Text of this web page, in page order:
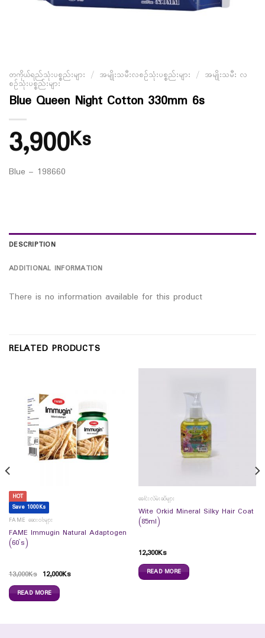
တကိုယ်ရည်သုံးပစ္စည်းများ / အမျိုးသမီးလစဉ်သုံးပစ္စည်းများ / အမျိုးသမီး လ
စဉ်သုံးပစ္စည်းများ
Blue Queen Night Cotton 330mm 6s
3,900Ks
Blue – 198660
DESCRIPTION
ADDITIONAL INFORMATION
There is no information available for this product
RELATED PRODUCTS
HOT
Save 1000Ks
FAME ဆေးဝါးများ
FAME Immugin Natural Adaptogen
(60`s)
13,000Ks 12,000Ks
READ MORE
ခေါင်းလိမ်းဆီများ
Wite Orkid Mineral Silky Hair Coat
(85ml)
12,300Ks
READ MORE